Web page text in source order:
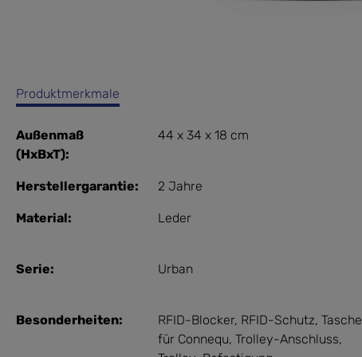
Produktmerkmale
Außenmaß
(HxBxT):
44 x 34 x 18 cm
Herstellergarantie: 2 Jahre
Material: Leder
Serie: Urban
Besonderheiten: RFID-Blocker, RFID-Schutz, Tasche
für Connequ, Trolley-Anschluss,